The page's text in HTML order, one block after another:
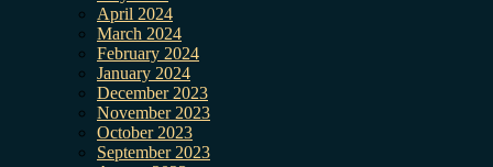
April 2024
March 2024
February 2024
January 2024
December 2023
November 2023
October 2023
September 2023